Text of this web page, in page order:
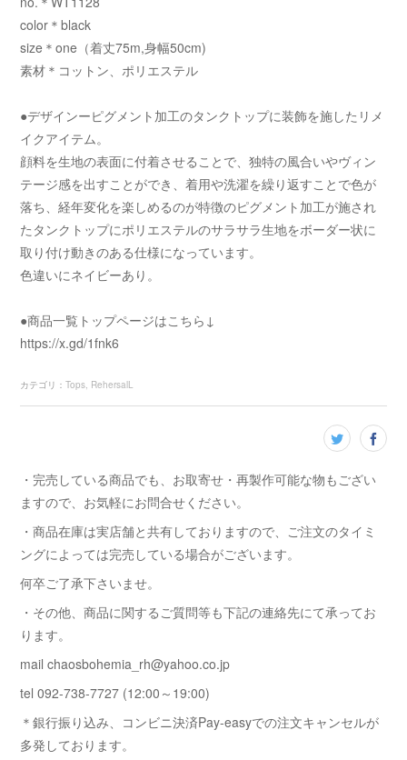
color＊black
size＊one（着丈75m,身幅50cm)
素材＊コットン、ポリエステル
●デザインーピグメント加工のタンクトップに装飾を施したリメ
イクアイテム。
顔料を生地の表面に付着させることで、独特の風合いやヴィン
テージ感を出すことができ、着用や洗濯を繰り返すことで色が
落ち、経年変化を楽しめるのが特徴のピグメント加工が施され
たタンクトップにポリエステルのサラサラ生地をボーダー状に
取り付け動きのある仕様になっています。
色違いにネイビーあり。
●商品一覧トップページはこちら↓
https://x.gd/1fnk6
カテゴリ ：Tops RehersalL
・完売している商品でも、お取寄せ・再製作可能な物もござい
ますので、お気軽にお問合せください。
・商品在庫は実店舗と共有しておりますので、ご注文のタイミ
ングによっては完売している場合がございます。
何卒ご了承下さいませ。
・その他、商品に関するご質問等も下記の連絡先にて承ってお
ります。
mail chaosbohemia_rh@yahoo.co.jp
tel 092-738-7727 (12:00～19:00)
＊銀行振り込み、コンビニ決済Pay-easyでの注文キャンセルが
多発しております。